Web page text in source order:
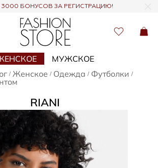
БОНУСОВ ЗА РЕГИСТРАЦИЮ!
МУЖСКОЕ
/ Женское / Одежда / Футболки /
RIANI